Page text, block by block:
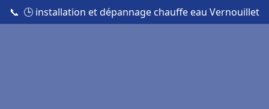
📞 🕒 installation et dépannage chauffe eau Vernouillet